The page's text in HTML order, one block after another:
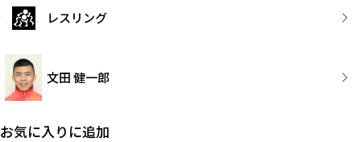
レスリング
文田 健一郎
お気に入りに追加